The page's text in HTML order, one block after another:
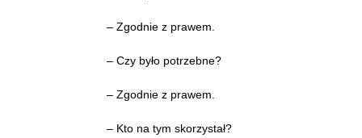
– Zgodnie z prawem.
– Czy było potrzebne?
– Zgodnie z prawem.
– Kto na tym skorzystał?